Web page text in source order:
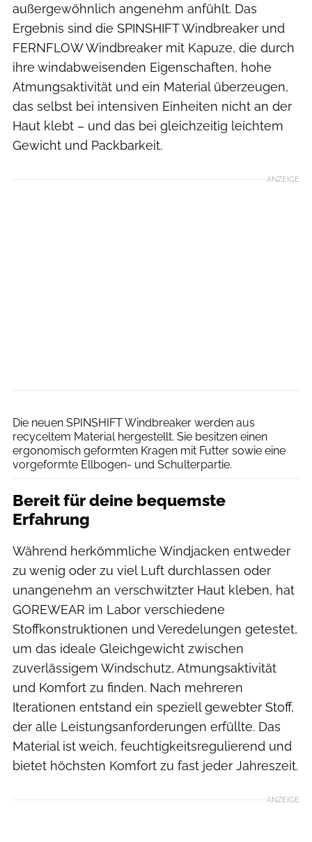
außergewöhnlich angenehm anfühlt. Das
Ergebnis sind die SPINSHIFT Windbreaker und
FERNFLOW Windbreaker mit Kapuze, die durch
ihre windabweisenden Eigenschaften, hohe
Atmungsaktivität und ein Material überzeugen,
das selbst bei intensiven Einheiten nicht an der
Haut klebt – und das bei gleichzeitig leichtem
Gewicht und Packbarkeit.
ANZEIGE
Die neuen SPINSHIFT Windbreaker werden aus
recyceltem Material hergestellt. Sie besitzen ​​einen
ergonomisch geformten Kragen mit Futter​ sowie eine
vorgeformte Ellbogen- und Schulterpartie.
Bereit für deine bequemste
Erfahrung
Während herkömmliche Windjacken entweder
zu wenig oder zu viel Luft durchlassen oder
unangenehm an verschwitzter Haut kleben, hat
GOREWEAR im Labor verschiedene
Stoffkonstruktionen und Veredelungen getestet,
um das ideale Gleichgewicht zwischen
zuverlässigem Windschutz, Atmungsaktivität
und Komfort zu finden. Nach mehreren
Iterationen entstand ein speziell gewebter Stoff,
der alle Leistungsanforderungen erfüllte. Das
Material ist weich, feuchtigkeitsregulierend und
bietet höchsten Komfort zu fast jeder Jahreszeit.
ANZEIGE